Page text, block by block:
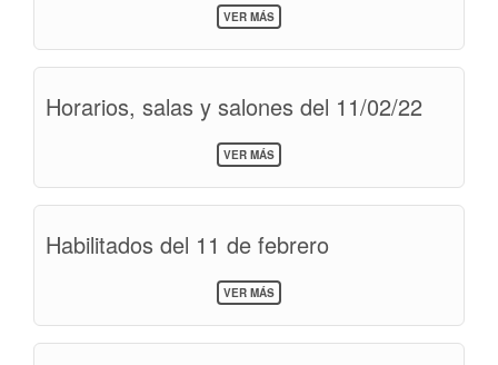
VER MÁSSOBRE
HABILITADOS
FEBRERO
Horarios, salas y salones del 11/02/22
VER MÁSSOBRE
HORARIOS,
DEL
11/02/22
Habilitados del 11 de febrero
VER MÁSSOBRE
HABILITADOS